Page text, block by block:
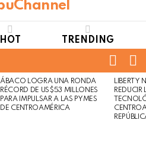
HOT TRENDING
Not
Safe
For
Click
to
view
ÁBACO LOGRA UNA RONDA
RÉCORD DE US$53 MILLONES
PARA IMPULSAR A LAS PYMES
DE CENTROAMÉRICA
LIBERTY
REDUCIR